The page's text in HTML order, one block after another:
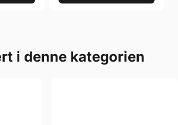
i denne kategorien